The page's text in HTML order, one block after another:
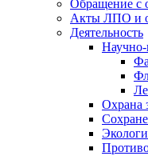
Обращение с
Акты ЛПО и
Деятельность
Научно-
Охрана